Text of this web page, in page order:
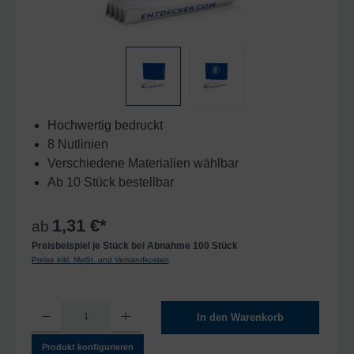
Hochwertig bedruckt
8 Nutlinien
Verschiedene Materialien wählbar
Ab 10 Stück bestellbar
ab 1,31 €*
Preisbeispiel je Stück bei Abnahme 100 Stück
Preise inkl. MwSt. und Versandkosten
In den Warenkorb
Produkt konfigurieren